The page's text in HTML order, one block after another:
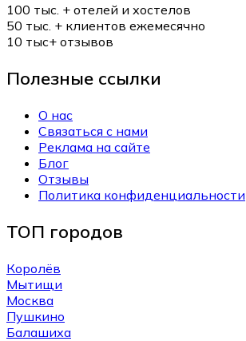
100 тыс. + отелей и хостелов
50 тыс. + клиентов ежемесячно
10 тыс+ отзывов
Полезные ссылки
О нас
Связаться с нами
Реклама на сайте
Блог
Отзывы
Политика конфиденциальности
ТОП городов
Королёв
Мытищи
Москва
Пушкино
Балашиха